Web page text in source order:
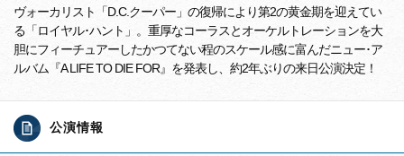
ヴォーカリスト「D.C.クーパー」の復帰により第2の黄金期を迎えてい
る「ロイヤル･ハント」。重厚なコーラスとオーケルトレーションを大
胆にフィーチュアーしたかつてない程のスケール感に富んだニュー･ア
ルバム『A LIFE TO DIE FOR』を発表し、約2年ぶりの来日公演決定！
公演情報